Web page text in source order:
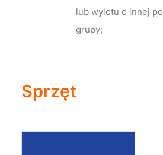
lub wylotu o innej
grupy;
Sprzęt